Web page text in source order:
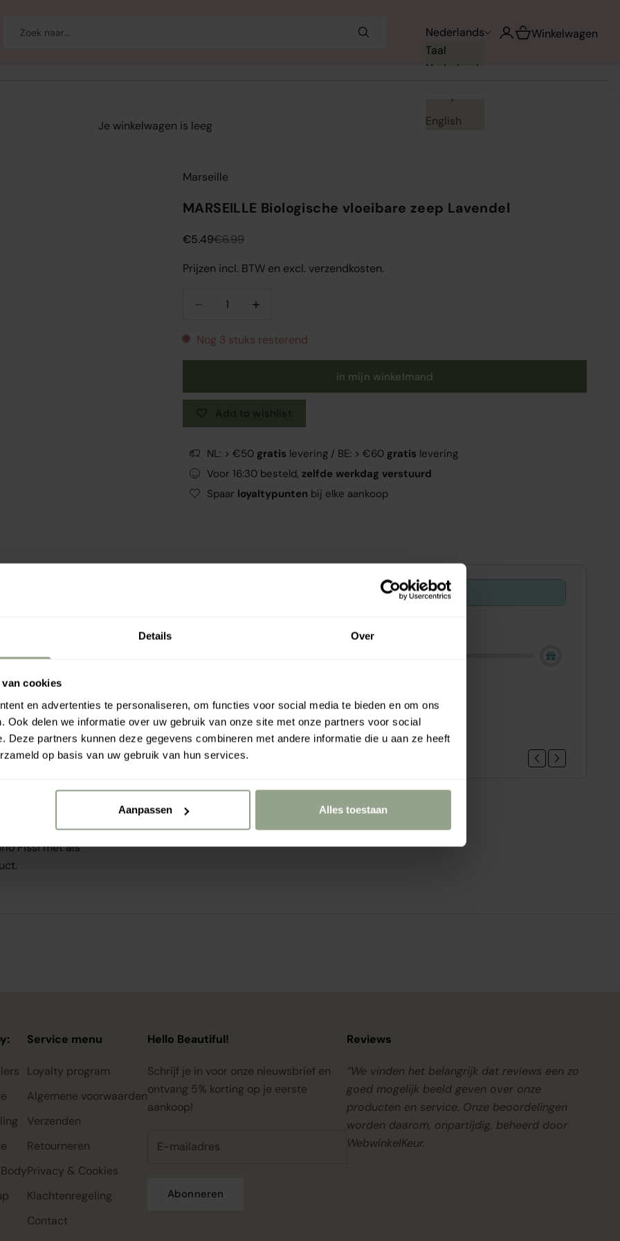
Details Over
cookies
en advertenties te personaliseren, om functies voor social media te bieden en om ons
Ook delen we informatie over uw gebruik van onze site met onze partners voor social
Deze partners kunnen deze gegevens combineren met andere informatie die u aan ze heeft
op basis van uw gebruik van hun services.
Aanpassen Alles toestaan
Nederlands
Taal
Nederlands
English
Accountpagina openen
Winkelwagen
Winkelwagen
Je winkelwagen is leeg
Marseille
MARSEILLE Biologische vloeibare zeep Lavendel
Aanbiedingsprijs
€5.49Normale prijs
€6.99
Prijzen incl. BTW en excl. verzendkosten.
Aantal verlagen
Nog 3 stuks resterend
in mijn winkelmand
NL: > €50 gratis levering / BE: > €60 gratis levering
Voor 16:30 besteld, zelfde werkdag verstuurd
Spaar loyaltypunten bij elke aankoop
Offer ends in:29 : 48
Rahua aloe vera hair gel mini, 22ml
€0.00
€7.95
biologische vloeibare
frisse geur omarmt
en gevoed.
originele geur, Olijf en
sinds 1937
Fissi met als
Body
Service menu
Loyalty program
Algemene voorwaarden
Verzenden
Retourneren
Privacy & Cookies
Klachtenregeling
Contact
Hello Beautiful!
Schrijf je in voor onze nieuwsbrief en
ontvang 5% korting op je eerste
aankoop!
Abonneren
Reviews
“We vinden het belangrijk dat reviews een zo
goed mogelijk beeld geven over onze
producten en service. Onze beoordelingen
worden daarom, onpartijdig, beheerd door
WebwinkelKeur.
Rahua classic conditioner mini,
Rahua classic shampoo mini,
Rahua color full shampoo mini,